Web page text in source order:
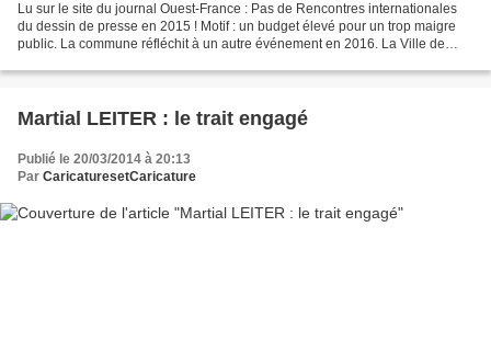
Lu sur le site du journal Ouest-France : Pas de Rencontres internationales
du dessin de presse en 2015 ! Motif : un budget élevé pour un trop maigre
public. La commune réfléchit à un autre événement en 2016. La Ville de
Martial LEITER : le trait engagé
Publié le 20/03/2014 à 20:13
Par CaricaturesetCaricature